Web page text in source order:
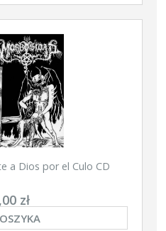
a Dios por el Culo CD
zł